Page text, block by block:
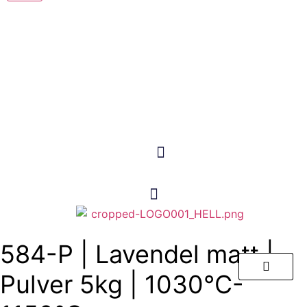
584-P | Lavendel matt |
Pulver 5kg | 1030°C-